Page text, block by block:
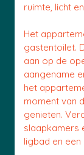
ruimte, licht
Het
gastentoilet.
aan op de
aangename
het
moment van
genieten.
slaapkamers
ligbad en